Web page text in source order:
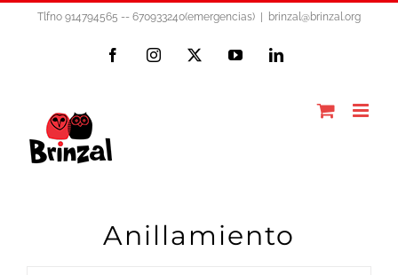
Tlfno 914794565 -- 670933240(emergencias) brinzal@brinzal.org
FacebookInstagram YouTubeLinkedIn
Anillamiento